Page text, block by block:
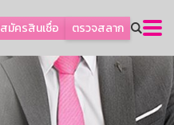
สมัครสินเชื่อ ตรวจสลาก